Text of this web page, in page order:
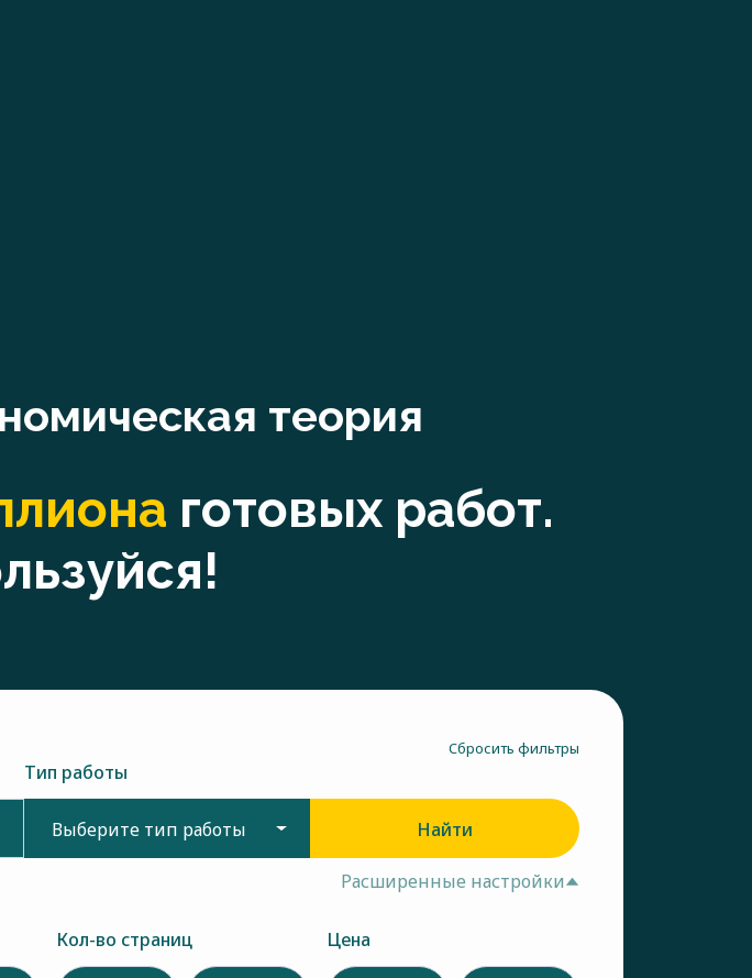
теория
готовых работ.
Сбросить фильтры
Тип работы
Выберите тип работы Найти
Расширенные настройки
Кол-во страниц Цена